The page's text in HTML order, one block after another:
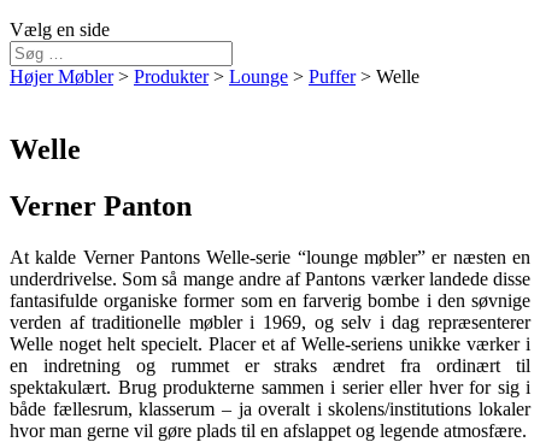
Vælg en side
Højer Møbler> Produkter> Lounge > Puffer> Welle
Welle
Verner Panton
At kalde Verner Pantons Welle-serie “lounge møbler” er næsten en
underdrivelse. Som så mange andre af Pantons værker landede disse
fantasifulde organiske former som en farverig bombe i den søvnige
verden af ​​traditionelle møbler i 1969, og selv i dag repræsenterer
Welle noget helt specielt. Placer et af Welle-seriens unikke værker i
en indretning og rummet er straks ændret fra ordinært til
spektakulært. Brug produkterne sammen i serier eller hver for sig i
både fællesrum, klasserum – ja overalt i skolens/institutions lokaler
hvor man gerne vil gøre plads til en afslappet og legende atmosfære.